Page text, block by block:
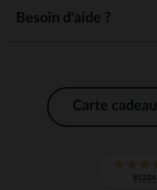
Besoin d'aide ?
Carte cadeau